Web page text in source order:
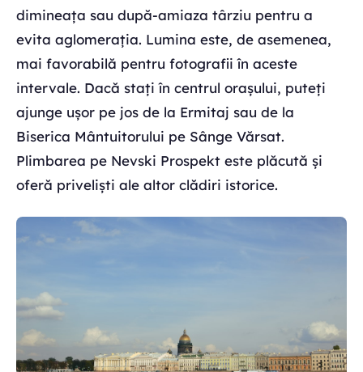
dimineața sau după-amiaza târziu pentru a
evita aglomerația. Lumina este, de asemenea,
mai favorabilă pentru fotografii în aceste
intervale. Dacă stați în centrul orașului, puteți
ajunge ușor pe jos de la Ermitaj sau de la
Biserica Mântuitorului pe Sânge Vărsat.
Plimbarea pe Nevski Prospekt este plăcută și
oferă priveliști ale altor clădiri istorice.